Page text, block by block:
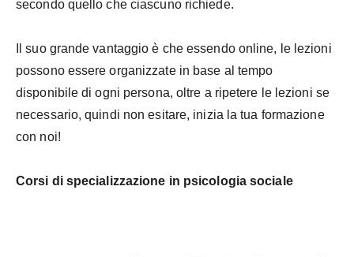
secondo quello che ciascuno richiede.
Il suo grande vantaggio è che essendo online, le lezioni
possono essere organizzate in base al tempo
disponibile di ogni persona, oltre a ripetere le lezioni se
necessario, quindi non esitare, inizia la tua formazione
con noi!
Corsi di specializzazione in psicologia sociale